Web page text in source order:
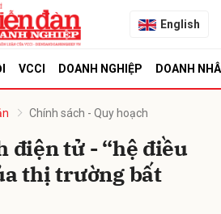
English
VCCI DOANH NGHIỆP DOANH
Chính sách - Quy hoạch
điện tử - “hệ điều
thị trường bất